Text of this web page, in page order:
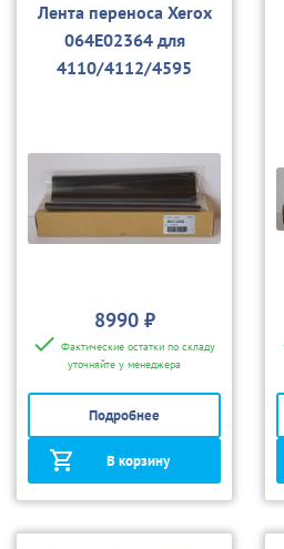
Лента переноса Xerox
064E02364 для
4110/4112/4595
8990 ₽
Фактические остатки по складу
уточняйте у менеджера
Подробнее
В корзину